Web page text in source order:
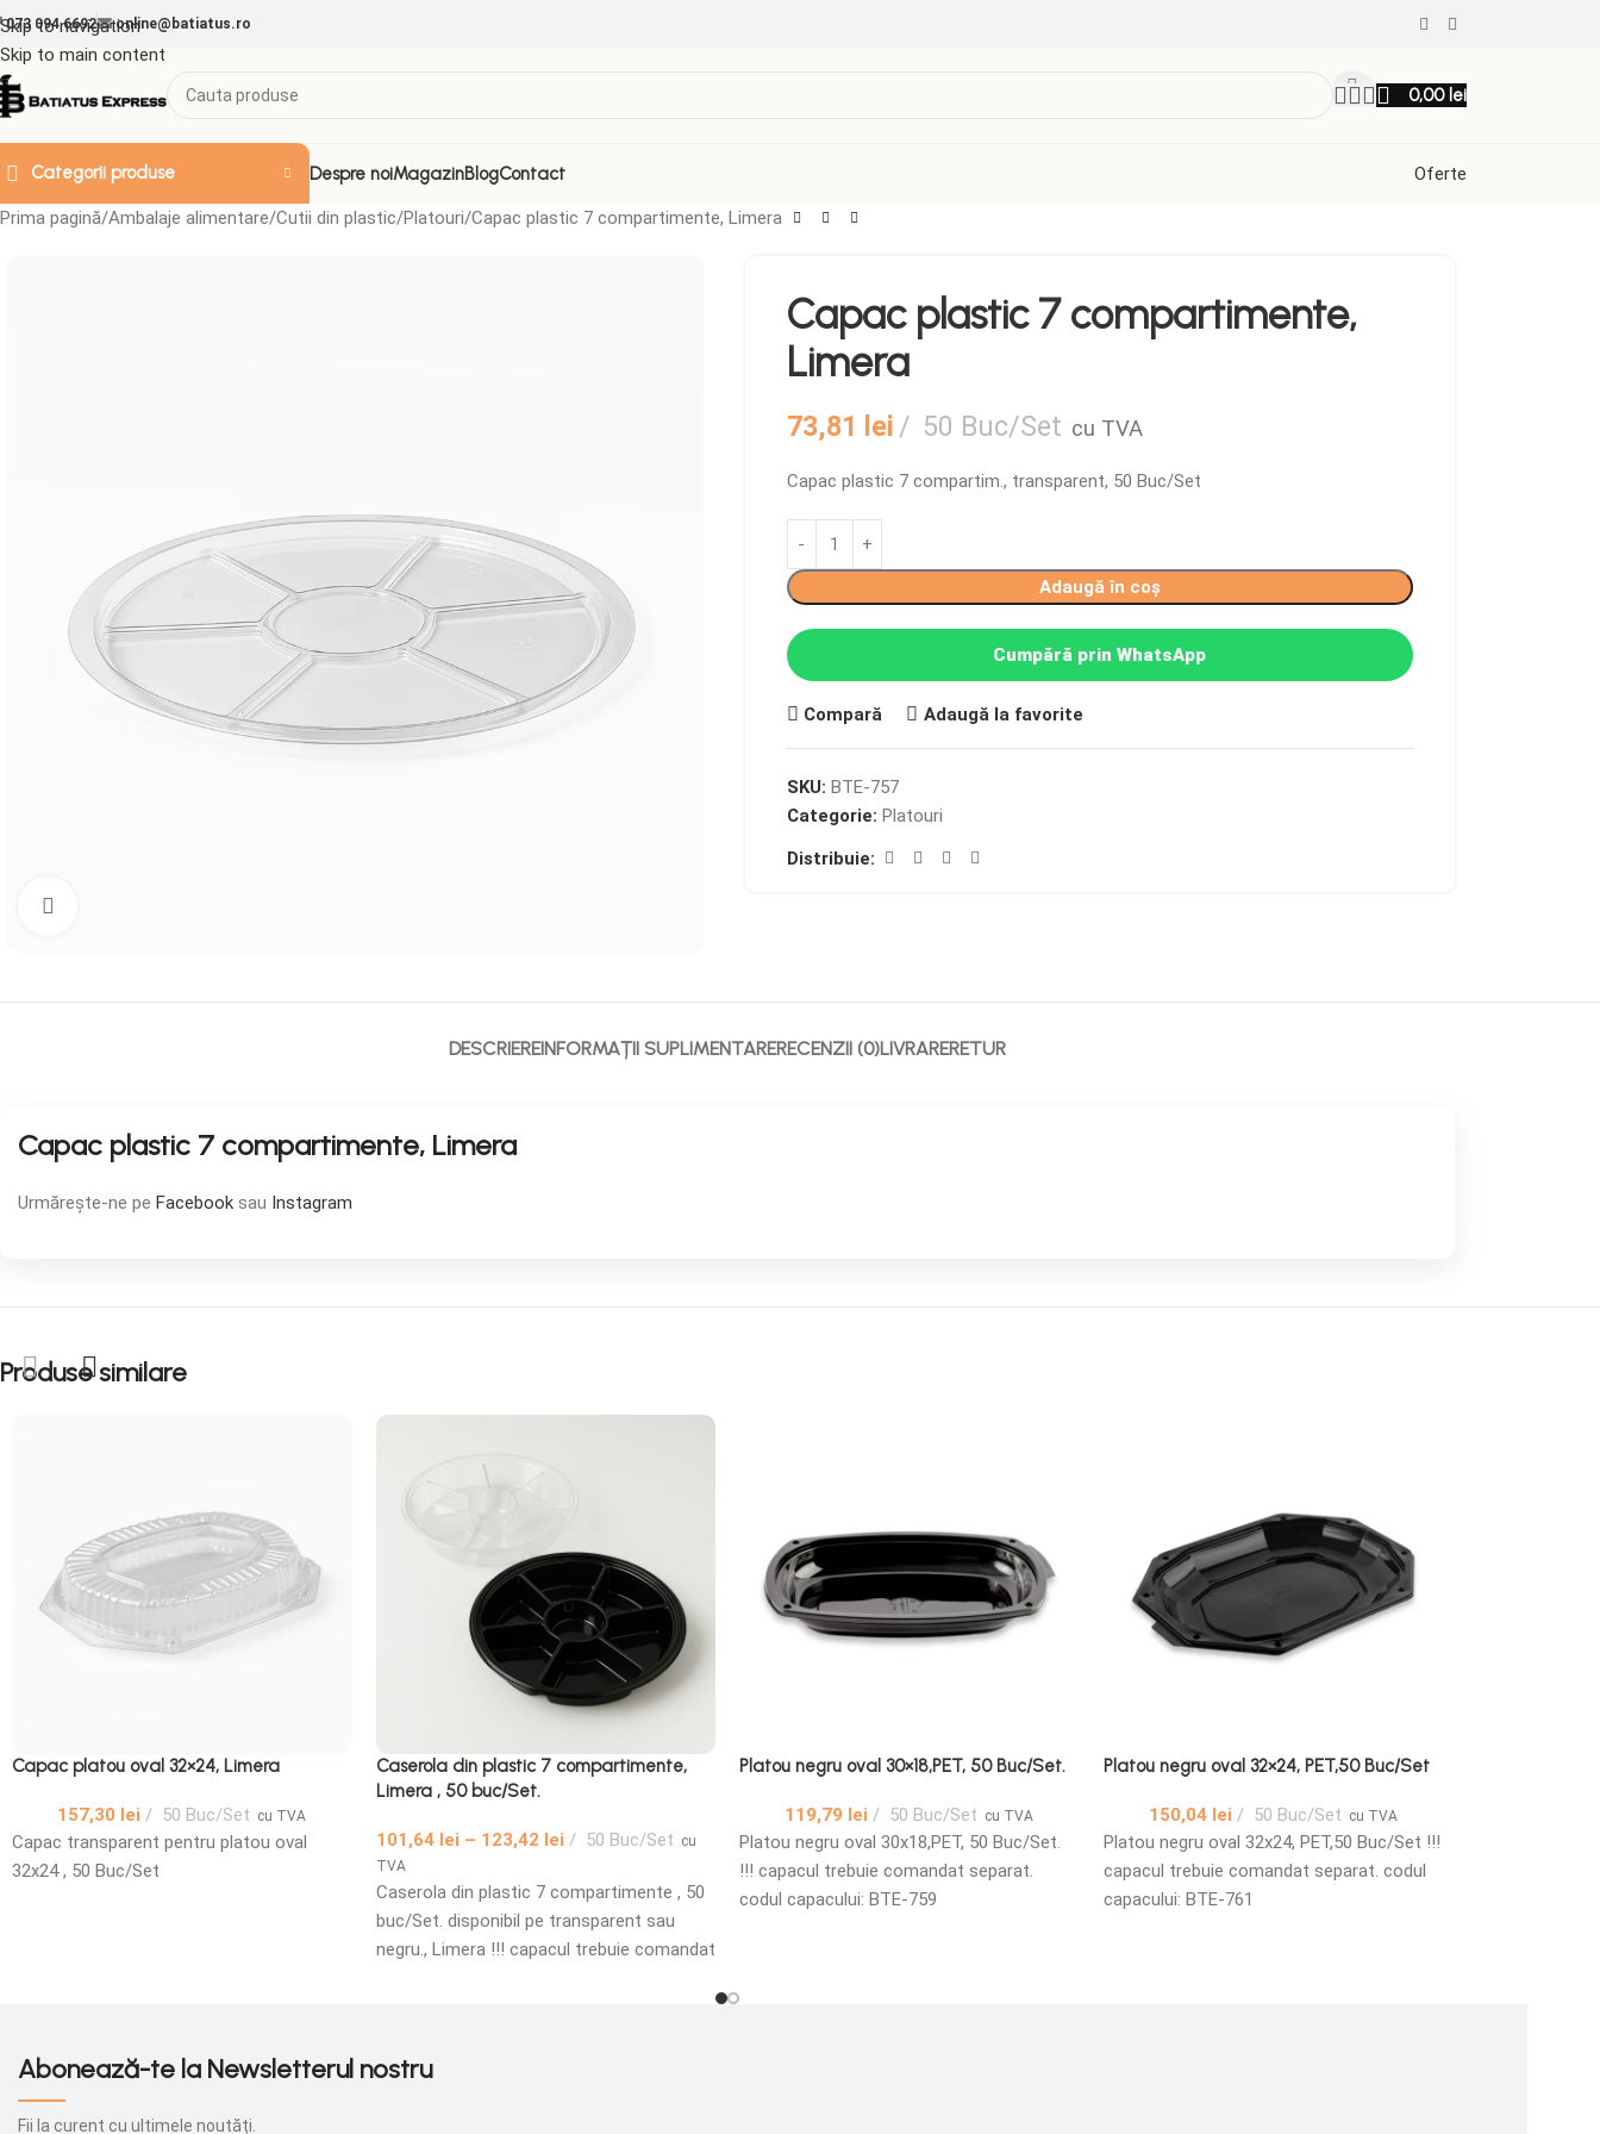
Skip to navigation
Skip to main content
073 094 6692 online@batiatus.ro
0,00 lei
Categorii produse
Role casa de marcat
Sticle de plastic
Tava autoservire
Despre noiMagazinBlogContact Oferte
Prima pagină Ambalaje alimentare Cutii din plastic Platouri Capac plastic 7 compartimente, Limera
Capac plastic 7 compartimente,
Limera
73,81 lei 50 Buc/Set cu TVA
Capac plastic 7 compartim., transparent, 50 Buc/Set
Adaugă în coș
Cumpără prin WhatsApp
Compară Adaugă la favorite
SKU: BTE-757
Categorie: Platouri
Distribuie:
DESCRIEREINFORMAȚII SUPLIMENTARERECENZII (0)LIVRARERETUR
Capac plastic 7 compartimente, Limera
Urmărește-ne pe Facebook sau Instagram
Produse similare
Capac platou oval 32×24, Limera
157,30 lei 50 Buc/Set cu TVA
Capac transparent pentru platou oval
32x24 , 50 Buc/Set
Caserola din plastic 7 compartimente,
Limera , 50 buc/Set.
101,64 lei – 123,42 lei 50 Buc/Set cu
TVA
Caserola din plastic 7 compartimente , 50
buc/Set. disponibil pe transparent sau
negru., Limera !!! capacul trebuie comandat
Platou negru oval 30×18,PET, 50 Buc/Set.
119,79 lei 50 Buc/Set cu TVA
Platou negru oval 30x18,PET, 50 Buc/Set.
!!! capacul trebuie comandat separat.
codul capacului: BTE-759
Platou negru oval 32×24, PET,50 Buc/Set
150,04 lei 50 Buc/Set cu TVA
Platou negru oval 32x24, PET,50 Buc/Set !!!
capacul trebuie comandat separat. codul
capacului: BTE-761
Abonează-te la Newsletterul nostru
Fii la curent cu ultimele noutăți.